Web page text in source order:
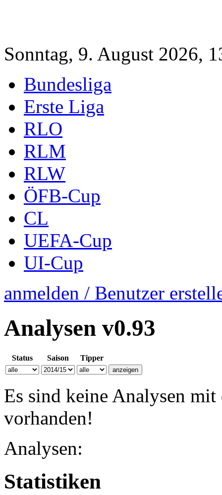
Sonntag, 9. August 2026,
Bundesliga
Erste Liga
RLO
RLM
RLW
ÖFB-Cup
CL
UEFA-Cup
UI-Cup
anmelden / Benutzer
Analysen v0.93
Status Saison Tipper
Es sind keine Analysen
vorhanden!
Analysen:
Statistiken